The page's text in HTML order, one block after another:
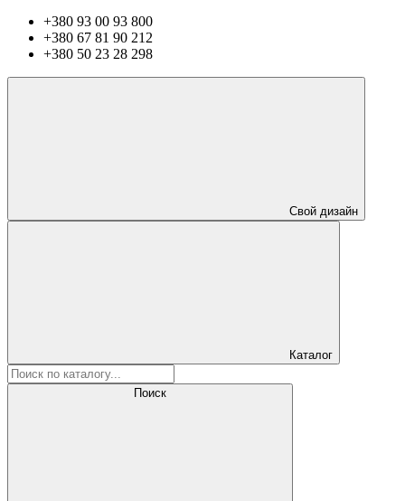
+380 93 00 93 800
+380 67 81 90 212
+380 50 23 28 298
Свой дизайн
Каталог
Поиск